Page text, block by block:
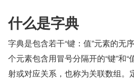
什么是字典
字典是包含若干“键：值”元素的无
个元素包含用冒号分隔开的“键”和“
射或对应关系，也称为关联数组。